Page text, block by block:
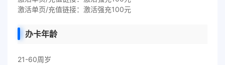
激活单页/充值链接：激活强充100元
办卡年龄
21-60周岁